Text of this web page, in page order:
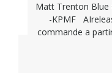
Matt Trenton Blue
-KPMF
commande a